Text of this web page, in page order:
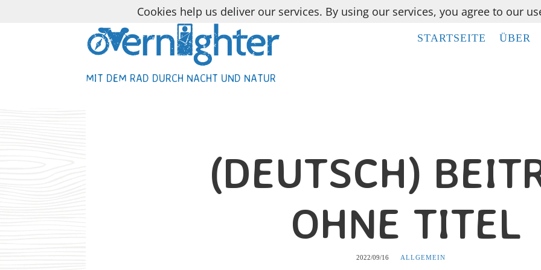
STARTSEITE ÜBER
MIT DEM RAD DURCH NACHT UND NATUR
STARTSEITE ÜBER
MIT DEM RAD DURCH NACHT UND NATUR
(DEUTSCH)
OHNE TITEL
2022/09/16 ALLGEMEIN
Cookies help us deliver our services. By using our services, you agree to our